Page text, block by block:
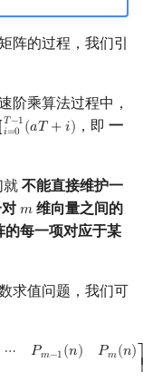
阵的过程，我们引
阶乘算法过程中，
𝑇−1
𝑖=0 (𝑎𝑇 +𝑖)
=0T−1(a T+ i) ，即一
就不能直接维护一
𝑚
m 维向量之间的
的每一项对应于某
求值问题，我们可
⋯ 𝑃𝑚−1(𝑛) 𝑃𝑚(𝑛)
−P n)−P0(n) P0(n)⋱